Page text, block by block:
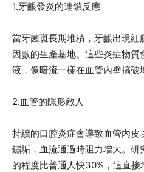
1.牙齦發炎的連鎖反應
當牙菌斑長期堆積，牙齦出現
因數的生產基地。這些炎症物質
液，像暗流一樣在血管內壁搞破
2.血管的隱形敵人
持續的口腔炎症會導致血管內皮
鏽垢，血流通過時阻力增大。
的程度比普通人快30%，這直接